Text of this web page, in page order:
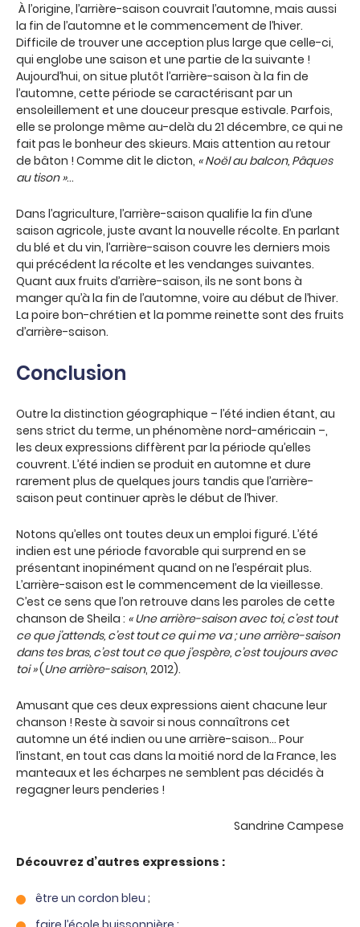
À l’origine, l’arrière-saison couvrait l’automne, mais aussi
la fin de l’automne et le commencement de l’hiver.
Difficile de trouver une acception plus large que celle-ci,
qui englobe une saison et une partie de la suivante !
Aujourd’hui, on situe plutôt l’arrière-saison à la fin de
l’automne, cette période se caractérisant par un
ensoleillement et une douceur presque estivale. Parfois,
elle se prolonge même au-delà du 21 décembre, ce qui ne
fait pas le bonheur des skieurs. Mais attention au retour
de bâton ! Comme dit le dicton, « Noël au balcon, Pâques
au tison »…
Dans l’agriculture, l’arrière-saison qualifie la fin d’une
saison agricole, juste avant la nouvelle récolte. En parlant
du blé et du vin, l’arrière-saison couvre les derniers mois
qui précédent la récolte et les vendanges suivantes.
Quant aux fruits d’arrière-saison, ils ne sont bons à
manger qu’à la fin de l’automne, voire au début de l’hiver.
La poire bon-chrétien et la pomme reinette sont des fruits
d’arrière-saison.
Conclusion
Outre la distinction géographique – l’été indien étant, au
sens strict du terme, un phénomène nord-américain –,
les deux expressions diffèrent par la période qu’elles
couvrent. L’été indien se produit en automne et dure
rarement plus de quelques jours tandis que l’arrière-
saison peut continuer après le début de l’hiver.
Notons qu’elles ont toutes deux un emploi figuré. L’été
indien est une période favorable qui surprend en se
présentant inopinément quand on ne l’espérait plus.
L’arrière-saison est le commencement de la vieillesse.
C’est ce sens que l’on retrouve dans les paroles de cette
chanson de Sheila : « Une arrière-saison avec toi, c’est tout
ce que j’attends, c’est tout ce qui me va ; une arrière-saison
dans tes bras, c’est tout ce que j’espère, c’est toujours avec
toi »(Une arrière-saison, 2012).
Amusant que ces deux expressions aient chacune leur
chanson ! Reste à savoir si nous connaîtrons cet
automne un été indien ou une arrière-saison… Pour
l’instant, en tout cas dans la moitié nord de la France, les
manteaux et les écharpes ne semblent pas décidés à
regagner leurs penderies !
Sandrine Campese
Découvrez d’autres expressions :
être un cordon bleu ;